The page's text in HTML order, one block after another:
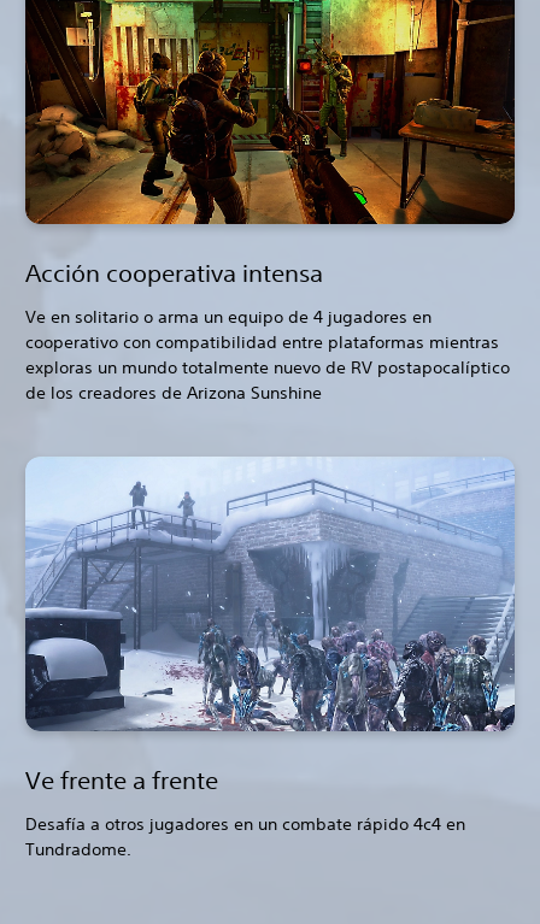
Acción cooperativa intensa
Ve en solitario o arma un equipo de 4 jugadores en
cooperativo con compatibilidad entre plataformas mientras
exploras un mundo totalmente nuevo de RV postapocalíptico
de los creadores de Arizona Sunshine
Ve frente a frente
Desafía a otros jugadores en un combate rápido 4c4 en
Tundradome.